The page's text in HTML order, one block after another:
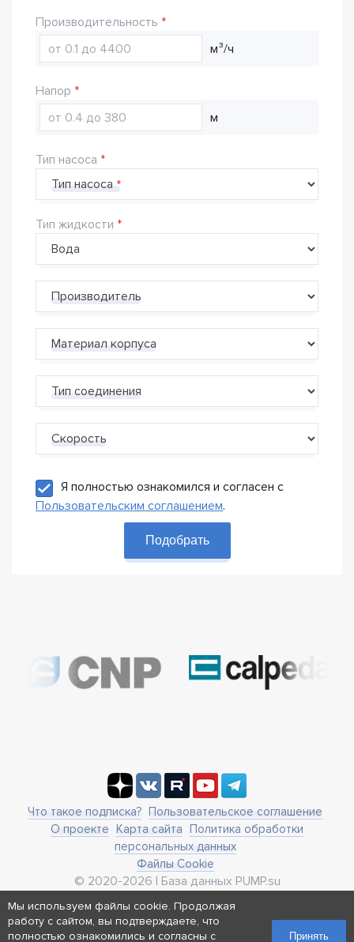
Производительность
м³/ч
Напор
м
Тип насоса
Тип насоса
Тип жидкости
Производитель
Материал корпуса
Тип соединения
Скорость
Я полностью ознакомился и согласен с
Пользовательским соглашением.
Подобрать
Что такое подписка? Пользовательское соглашение
О проекте Карта сайта Политика обработки
персональных данных
Файлы Cookie
© 2020-2026 | База данных PUMP.su
г. Москва, ул. Ленинская Слобода 19
Реквизиты
Мы используем файлы cookie. Продолжая
работу с сайтом, вы подтверждаете, что
полностью ознакомились и согласны с
Принять